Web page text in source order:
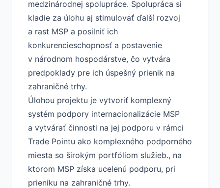
medzinárodnej spolupráce. Spolupráca si
kladie za úlohu aj stimulovať ďalší rozvoj
a rast MSP a posilniť ich
konkurencieschopnosť a postavenie
v národnom hospodárstve, čo vytvára
predpoklady pre ich úspešný prienik na
zahraničné trhy.
Úlohou projektu je vytvoriť komplexný
systém podpory internacionalizácie MSP
a vytvárať činnosti na jej podporu v rámci
Trade Pointu ako komplexného podporného
miesta so širokým portfóliom služieb., na
ktorom MSP získa ucelenú podporu, pri
prieniku na zahraničné trhy.